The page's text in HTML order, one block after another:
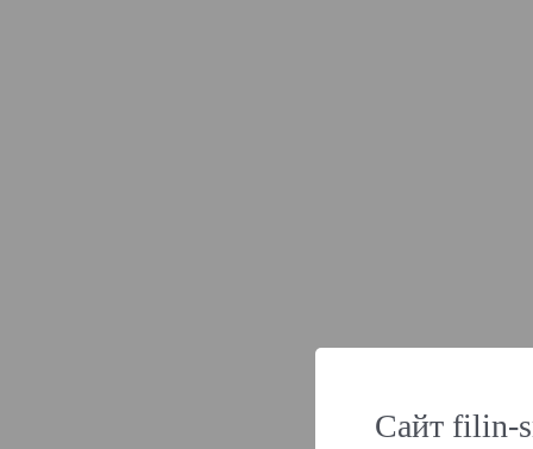
Сайт filin-